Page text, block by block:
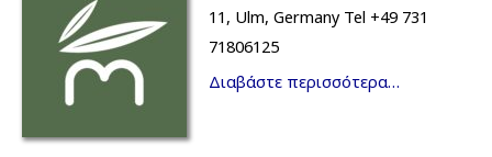
11, Ulm, Germany Tel +49 731
71806125
Διαβάστε περισσότερα…